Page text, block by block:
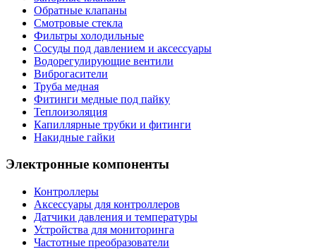
Обратные клапаны
Смотровые стекла
Фильтры холодильные
Сосуды под давлением и аксессуары
Водорегулирующие вентили
Виброгасители
Труба медная
Фитинги медные под пайку
Теплоизоляция
Капиллярные трубки и фитинги
Накидные гайки
Электронные компоненты
Контроллеры
Аксессуары для контроллеров
Датчики давления и температуры
Устройства для мониторинга
Частотные преобразователи